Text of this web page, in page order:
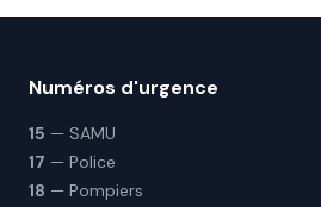
Numéros d'urgence
15 — SAMU
17 — Police
18 — Pompiers